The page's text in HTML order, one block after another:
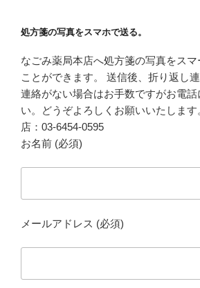
処方箋の写真をスマホで送る。
なごみ薬局本店へ処方箋の写真をス
ことができます。 送信後、折り返し
連絡がない場合はお手数ですがお電話
い。どうぞよろしくお願いいたしま
店：03-6454-0595
お名前 (必須)
メールアドレス (必須)